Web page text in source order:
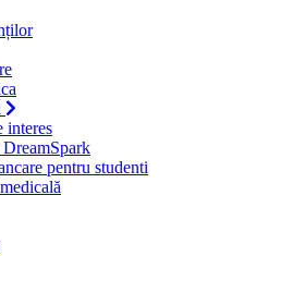
interes
pentru studenti